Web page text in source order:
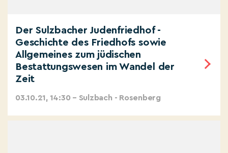
Der Sulzbacher Judenfriedhof -
Geschichte des Friedhofs sowie
Allgemeines zum jüdischen
Bestattungswesen im Wandel der
Zeit
03.10.21, 14:30 – Sulzbach - Rosenberg